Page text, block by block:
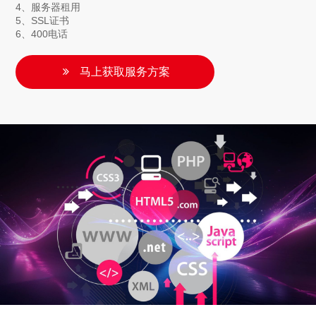
4、服务器租用
5、SSL证书
6、400电话
马上获取服务方案